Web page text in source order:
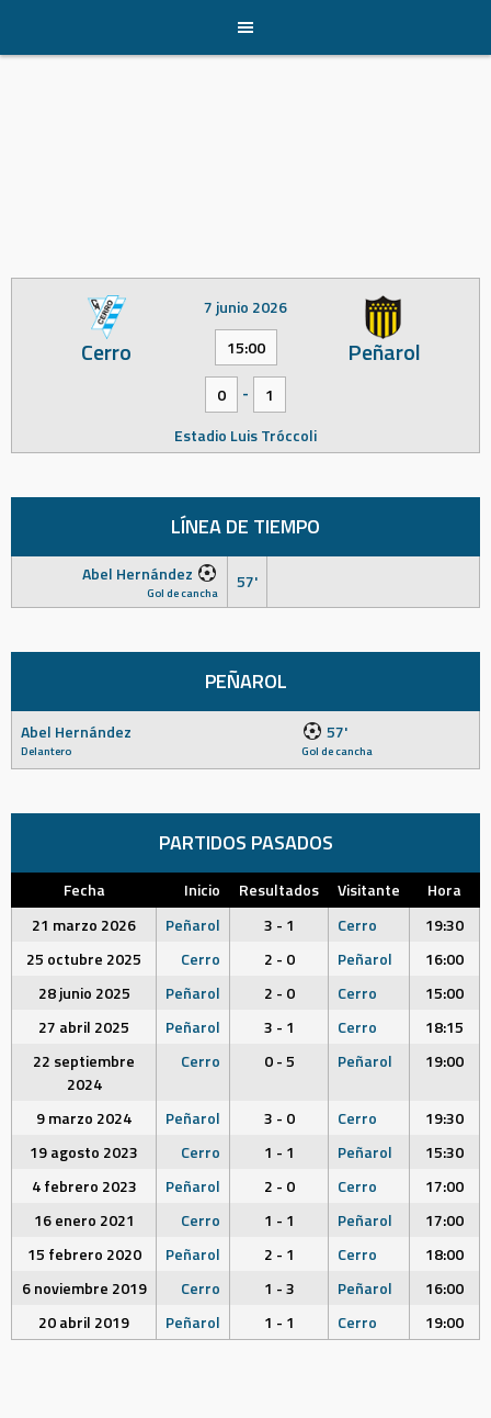
content
Cerro Peñarol
7 junio 2026
15:00
0 -
1
Estadio Luis Tróccoli
LÍNEA DE TIEMPO
Abel Hernández
Gol de cancha 57'
PEÑAROL
Abel Hernández
Delantero
57'
Gol de cancha
PARTIDOS PASADOS
Fecha Inicio Resultados Visitante
Hora
21 marzo 2026
Peñarol 3 - 1 Cerro
19:30
25 octubre 2025
Cerro 2 - 0 Peñarol
16:00
28 junio 2025
Peñarol 2 - 0 Cerro
15:00
27 abril 2025
Peñarol 3 - 1 Cerro
18:15
22 septiembre
2024
Cerro 0 - 5 Peñarol 19:00
9 marzo 2024 Peñarol 3 - 0 Cerro
19:30
19 agosto 2023
Cerro 1 - 1 Peñarol
15:30
4 febrero 2023
Peñarol 2 - 0 Cerro
17:00
16 enero 2021
Cerro 1 - 1 Peñarol
17:00
15 febrero 2020
Peñarol 2 - 1 Cerro
18:00
6 noviembre 2019
Cerro 1 - 3 Peñarol
16:00
20 abril 2019
Peñarol 1 - 1 Cerro 19:00